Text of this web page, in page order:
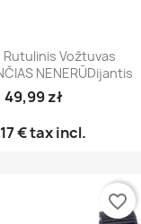
peržiūra
Rutulinis Vožtuvas
NENERŪDijantis
49,99 zł
€tax incl.
favorite_border